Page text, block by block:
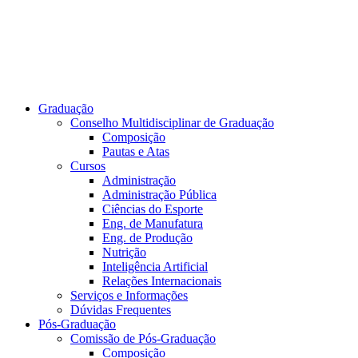
Graduação
Conselho Multidisciplinar de Graduação
Composição
Pautas e Atas
Cursos
Administração
Administração Pública
Ciências do Esporte
Eng. de Manufatura
Eng. de Produção
Nutrição
Inteligência Artificial
Relações Internacionais
Serviços e Informações
Dúvidas Frequentes
Pós-Graduação
Comissão de Pós-Graduação
Composição